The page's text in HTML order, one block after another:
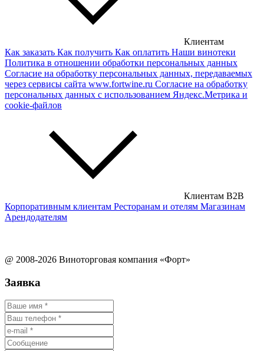
Сирийские вина
Клиентам
Как заказать Как получить Как оплатить Наши винотеки
Политика в отношении обработки персональных данных
Согласие на обработку персональных данных, передаваемых
через сервисы сайта www.fortwine.ru Согласие на обработку
персональных данных с использованием Яндекс.Метрика и
cookie-файлов
Клиентам B2B
Корпоративным клиентам Ресторанам и отелям Магазинам
Арендодателям
@ 2008-2026 Виноторговая компания «Форт»
Заявка